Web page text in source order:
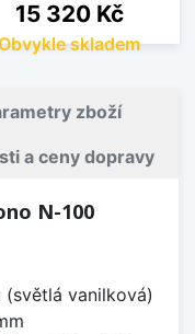
Cena
15 320 Kč
skladem
zboží
a ceny dopravy
N-100
(světlá vanilková)